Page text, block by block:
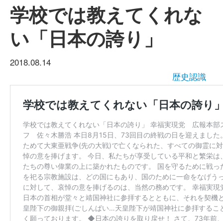
学校では教えてくれな
い「日本の誇り」
2018.08.14
歴史認識